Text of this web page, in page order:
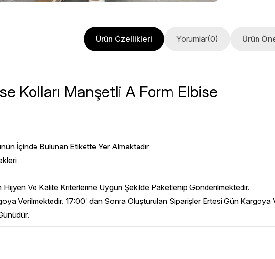
Ürün Özellikleri Yorumlar(0) Ürün
Kolları Manşetli A Form Elbise
İçinde Bulunan Etikette Yer Almaktadır
Hijyen Ve Kalite Kriterlerine Uygun Şekilde Paketlenip Gönderilmektedir.
Verilmektedir. 17:00' dan Sonra Oluşturulan Siparişler Ertesi Gün Kargoya